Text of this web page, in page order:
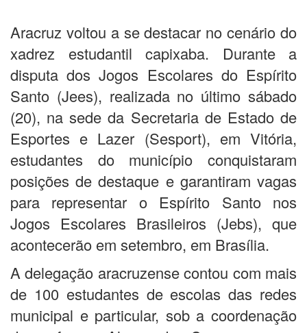
Aracruz voltou a se destacar no cenário do
xadrez estudantil capixaba. Durante a
disputa dos Jogos Escolares do Espírito
Santo (Jees), realizada no último sábado
(20), na sede da Secretaria de Estado de
Esportes e Lazer (Sesport), em Vitória,
estudantes do município conquistaram
posições de destaque e garantiram vagas
para representar o Espírito Santo nos
Jogos Escolares Brasileiros (Jebs), que
acontecerão em setembro, em Brasília.
A delegação aracruzense contou com mais
de 100 estudantes de escolas das redes
municipal e particular, sob a coordenação